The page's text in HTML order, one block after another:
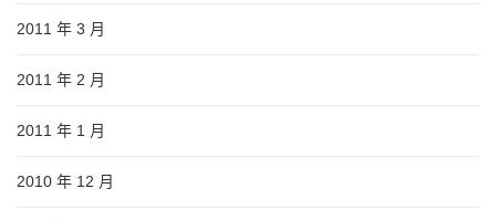
2011 年 3 月
2011 年 2 月
2011 年 1 月
2010 年 12 月